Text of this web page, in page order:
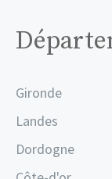
Gironde
Landes
Dordogne